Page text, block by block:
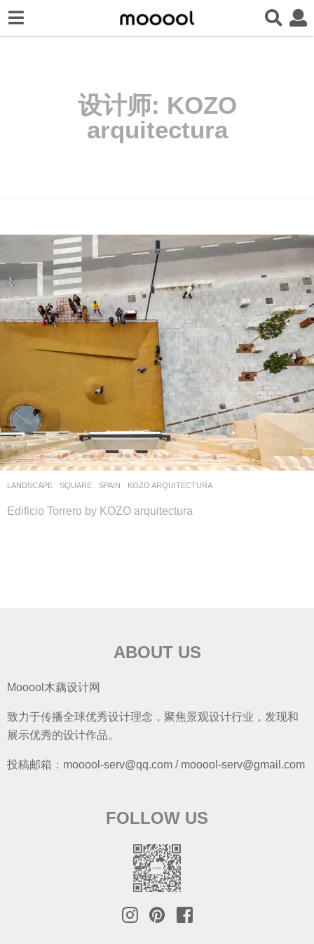
设计师: KOZO
arquitectura
LANDSCAPE SQUARE SPAIN KOZO ARQUITECTURA
Edificio Torrero by KOZO arquitectura
ABOUT US
Mooool木藕设计网
致力于传播全球优秀设计理念，聚焦景观设计行业，发现和
展示优秀的设计作品。
投稿邮箱：mooool-serv@qq.com / mooool-serv@gmail.com
FOLLOW US